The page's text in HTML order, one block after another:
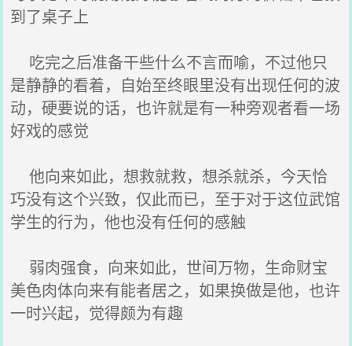
到了桌子上
吃完之后准备干些什么不言而喻，不过他只
是静静的看着，自始至终眼里没有出现任何的波
动，硬要说的话，也许就是有一种旁观者看一场
好戏的感觉
他向来如此，想救就救，想杀就杀，今天恰
巧没有这个兴致，仅此而已，至于对于这位武馆
学生的行为，他也没有任何的感触
弱肉强食，向来如此，世间万物，生命财宝
美色肉体向来有能者居之，如果换做是他，也许
一时兴起，觉得颇为有趣